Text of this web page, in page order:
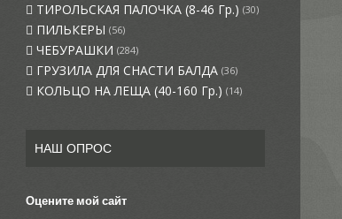
ТИРОЛЬСКАЯ ПАЛОЧКА (8-46 Гр.) (30)
ПИЛЬКЕРЫ (56)
ЧЕБУРАШКИ (284)
ГРУЗИЛА ДЛЯ СНАСТИ БАЛДА (36)
КОЛЬЦО НА ЛЕЩА (40-160 Гр.) (14)
НАШ ОПРОС
Оцените мой сайт